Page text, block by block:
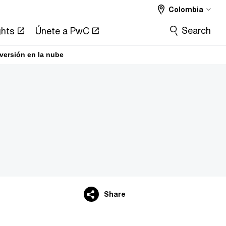
Únete a PwC
Colombia
Search
en la nube
Share